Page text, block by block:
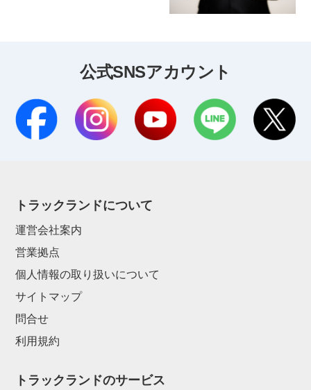
公式SNSアカウント
トラックランドについて
運営会社案内
営業拠点
個人情報の取り扱いについて
サイトマップ
問合せ
利用規約
トラックランドのサービス